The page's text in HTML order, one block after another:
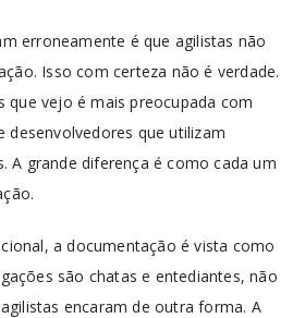
erroneamente é que agilistas não
Isso com certeza não é verdade.
que vejo é mais preocupada com
desenvolvedores que utilizam
A grande diferença é como cada um
a documentação é vista como
são chatas e entediantes, não
encaram de outra forma. A